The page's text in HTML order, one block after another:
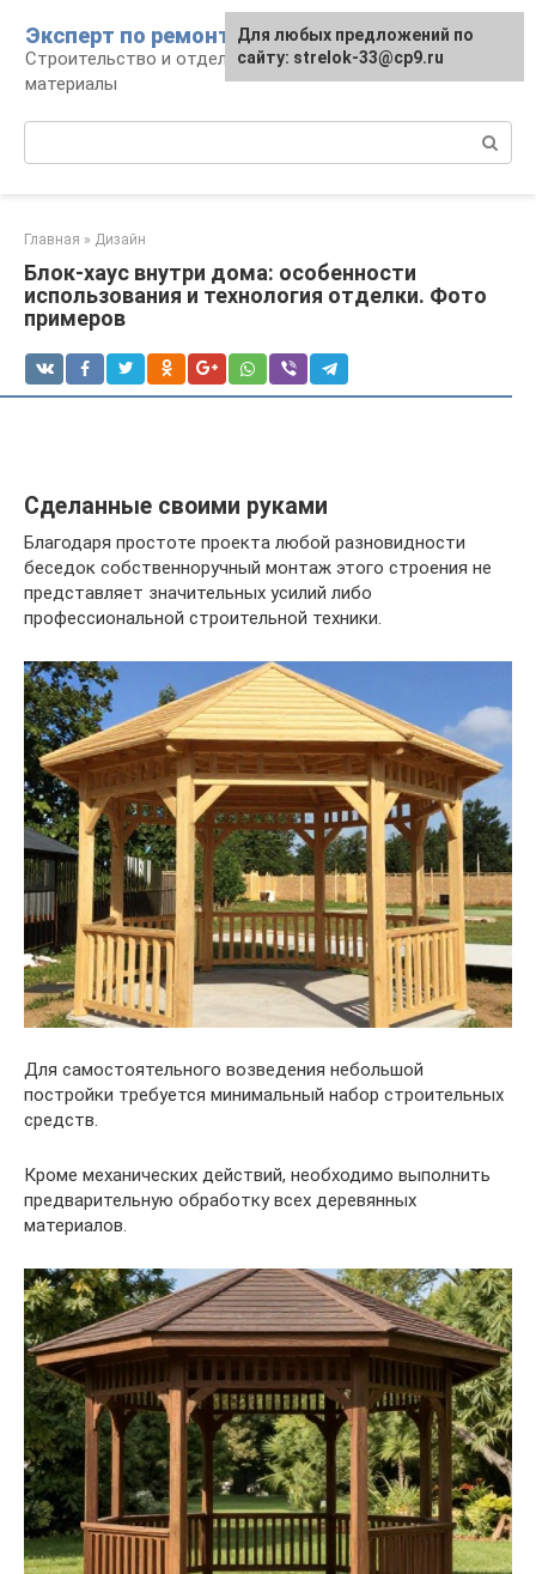
контенту
Эксперт по ремонту
Строительство и отделка: работы и
материалы
Главная » Дизайн
Блок-хаус внутри дома: особенности
использования и технология отделки. Фото
примеров
Сделанные своими руками
Благодаря простоте проекта любой разновидности
беседок собственноручный монтаж этого строения не
представляет значительных усилий либо
профессиональной строительной техники.
Для самостоятельного возведения небольшой
постройки требуется минимальный набор строительных
средств.
Кроме механических действий, необходимо выполнить
предварительную обработку всех деревянных
материалов.
Для любых предложений по
сайту: strelok-33@cp9.ru
Для любых предложений по
сайту: strelok-33@cp9.ru